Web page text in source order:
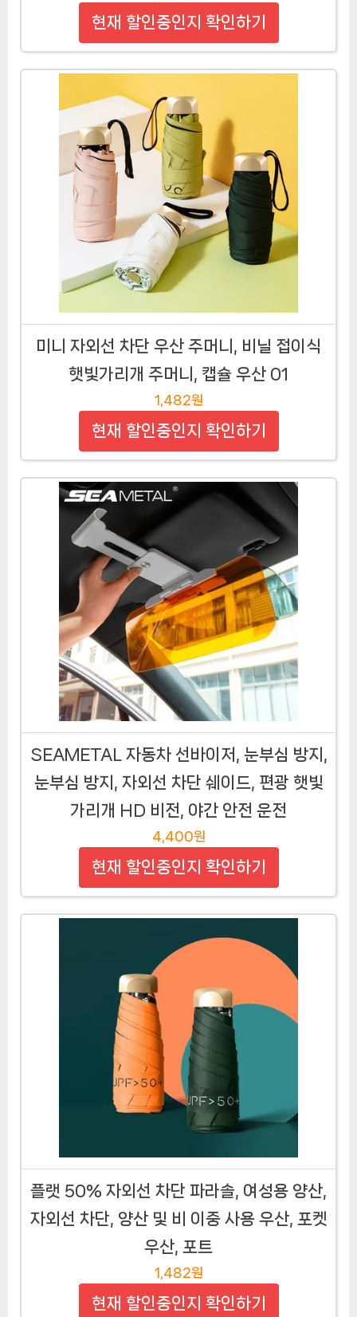
현재 할인중인지 확인하기
미니 자외선 차단 우산 주머니, 비닐 접이식
햇빛가리개 주머니, 캡슐 우산 01
1,482원
현재 할인중인지 확인하기
SEAMETAL 자동차 선바이저, 눈부심 방지,
눈부심 방지, 자외선 차단 쉐이드, 편광 햇빛
가리개 HD 비전, 야간 안전 운전
4,400원
현재 할인중인지 확인하기
플랫 50% 자외선 차단 파라솔, 여성용 양산,
자외선 차단, 양산 및 비 이중 사용 우산, 포켓
우산, 포트
1,482원
현재 할인중인지 확인하기